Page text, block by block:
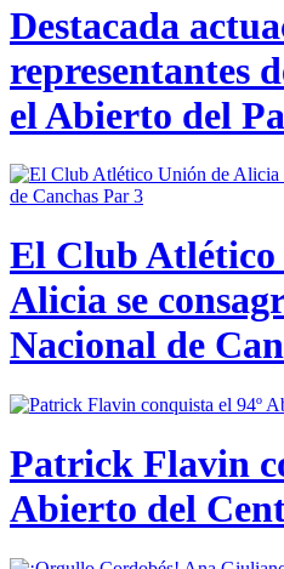
Destacada
representantes
el Abierto del
El Club Atlético
Alicia se
Nacional de
Patrick Flavin
Abierto del